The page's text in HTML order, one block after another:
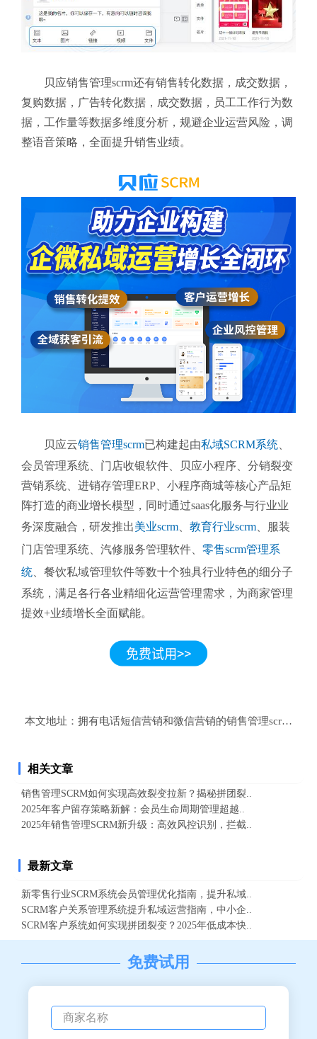
贝应销售管理scrm还有销售转化数据，成交数据，
复购数据，广告转化数据，成交数据，员工工作行为数
据，工作量等数据多维度分析，规避企业运营风险，调
整语音策略，全面提升销售业绩。
贝应云销售管理scrm已构建起由私域SCRM系统
会员管理系统、门店收银软件、贝应小程序、分销裂变
营销系统、进销存管理ERP、小程序商城等核心产品矩
阵打造的商业增长模型，同时通过saas化服务与行业业
务深度融合，研发推出美业scrm 教育行业scrm 、服装
门店管理系统、汽修服务管理软件、 零售scrm管理系
统 、餐饮私域管理软件等数十个独具行业特色的细分子
系统，满足各行各业精细化运营管理需求，为商家管理
提效+业绩增长全面赋能。
本文地址： 拥有电话短信营销和微信营销的销售管理scrm哪个
相关文章
销售管理SCRM如何实现高效裂变拉新？揭秘拼团裂..
2025年客户留存策略新解：会员生命周期管理超越..
2025年销售管理SCRM新升级：高效风控识别，拦截..
最新文章
新零售行业SCRM系统会员管理优化指南，提升私域..
SCRM客户关系管理系统提升私域运营指南，中小企..
SCRM客户系统如何实现拼团裂变？2025年低成本快..
免费试用